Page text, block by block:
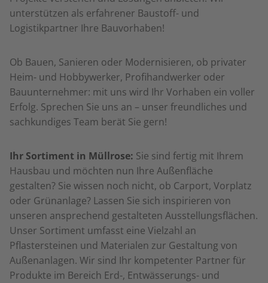
unterstützen als erfahrener Baustoff- und
Logistikpartner Ihre Bauvorhaben!
Ob Bauen, Sanieren oder Modernisieren, ob privater
Heim- und Hobbywerker, Profihandwerker oder
Bauunternehmer: mit uns wird Ihr Vorhaben ein voller
Erfolg. Sprechen Sie uns an – unser freundliches und
sachkundiges Team berät Sie gern!
Ihr Sortiment in Müllrose: Sie sind fertig mit Ihrem
Hausbau und möchten nun Ihre Außenfläche
gestalten? Sie wissen noch nicht, ob Carport, Vorplatz
oder Grünanlage? Lassen Sie sich inspirieren von
unseren ansprechend gestalteten Ausstellungsflächen.
Unser Sortiment umfasst eine Vielzahl an
Pflastersteinen und Materialen zur Gestaltung von
Außenanlagen. Wir sind Ihr kompetenter Partner für
Produkte im Bereich Erd-, Entwässerungs- und